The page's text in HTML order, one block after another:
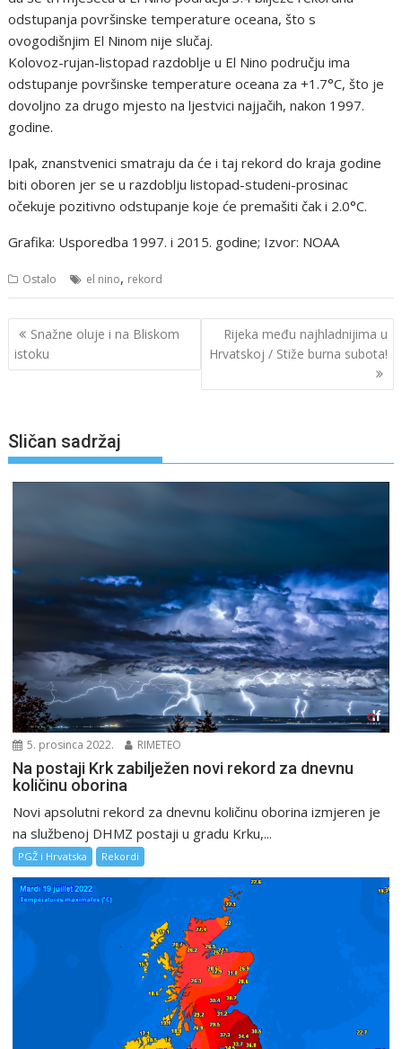
odstupanja površinske temperature oceana, što s
ovogodišnjim El Ninom nije slučaj.
Kolovoz-rujan-listopad razdoblje u El Nino području ima
odstupanje površinske temperature oceana za +1.7°C, što je
dovoljno za drugo mjesto na ljestvici najjačih, nakon 1997.
godine.
Ipak, znanstvenici smatraju da će i taj rekord do kraja godine
biti oboren jer se u razdoblju listopad-studeni-prosinac
očekuje pozitivno odstupanje koje će premašiti čak i 2.0°C.
Grafika: Usporedba 1997. i 2015. godine; Izvor: NOAA
Ostalo el nino, rekord
Navigacija
objava
Snažne oluje i na Bliskom
istoku
Rijeka među najhladnijima u
Hrvatskoj / Stiže burna subota!
Sličan sadržaj
5. prosinca 2022. RIMETEO
Na postaji Krk zabilježen novi rekord za dnevnu
količinu oborina
Novi apsolutni rekord za dnevnu količinu oborina izmjeren je
na službenoj DHMZ postaji u gradu Krku,...
PGŽ i Hrvatska Rekordi